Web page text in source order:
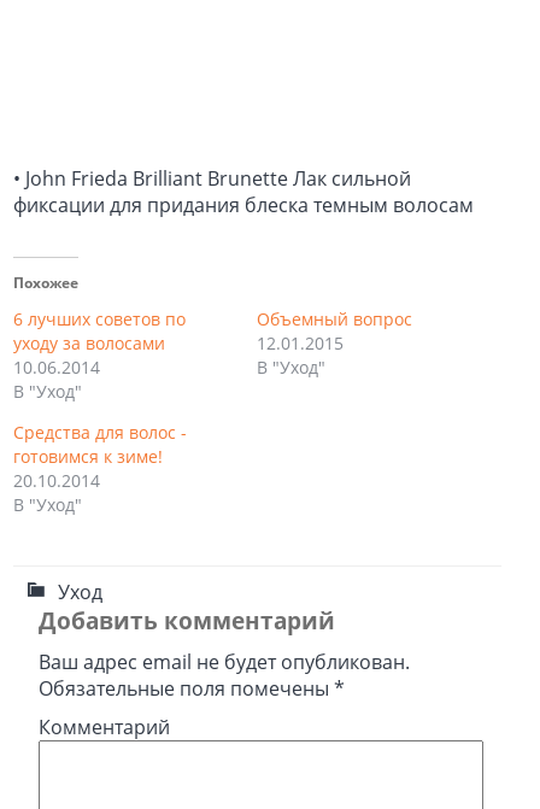
• John Frieda Brilliant Brunette Лак сильной
фиксации для придания блеска темным волосам
Похожее
6 лучших советов по
уходу за волосами
10.06.2014
В "Уход"
Объемный вопрос
12.01.2015
В "Уход"
Средства для волос -
готовимся к зиме!
20.10.2014
В "Уход"
Уход
Добавить комментарий
Ваш адрес email не будет опубликован.
Обязательные поля помечены*
Комментарий